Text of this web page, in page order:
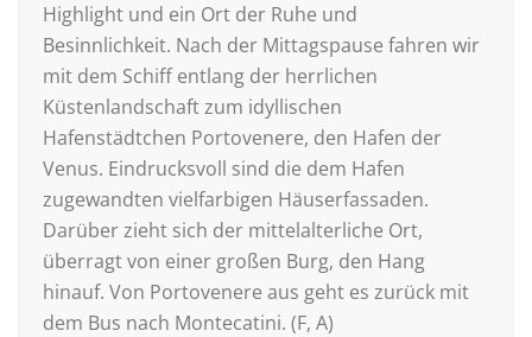
Highlight und ein Ort der Ruhe und
Besinnlichkeit. Nach der Mittagspause fahren wir
mit dem Schiff entlang der herrlichen
Küstenlandschaft zum idyllischen
Hafenstädtchen Portovenere, den Hafen der
Venus. Eindrucksvoll sind die dem Hafen
zugewandten vielfarbigen Häuserfassaden.
Darüber zieht sich der mittelalterliche Ort,
überragt von einer großen Burg, den Hang
hinauf. Von Portovenere aus geht es zurück mit
dem Bus nach Montecatini. (F, A)